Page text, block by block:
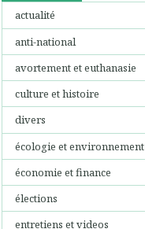
actualité
anti-national
avortement et euthanasie
culture et histoire
divers
écologie et environnement
économie et finance
élections
entretiens et videos